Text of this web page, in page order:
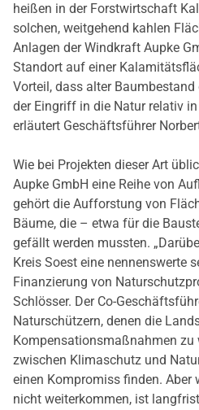
heißen in der Forstwirtschaft
solchen, weitgehend kahlen
Anlagen der Windkraft Aupke
Standort auf einer
Vorteil, dass alter
der Eingriff in die Natur relativ in
erläutert Geschäftsführer
Wie bei Projekten dieser Art
Aupke GmbH eine Reihe von
gehört die Aufforstung von
Bäume, die – etwa für die
gefällt werden mussten.
Kreis Soest eine nennenswerte
Finanzierung von
Schlösser. Der Co-
Naturschützern, denen die
Kompensationsmaßnahmen zu
zwischen Klimaschutz und
einen Kompromiss finden.
nicht weiterkommen, ist